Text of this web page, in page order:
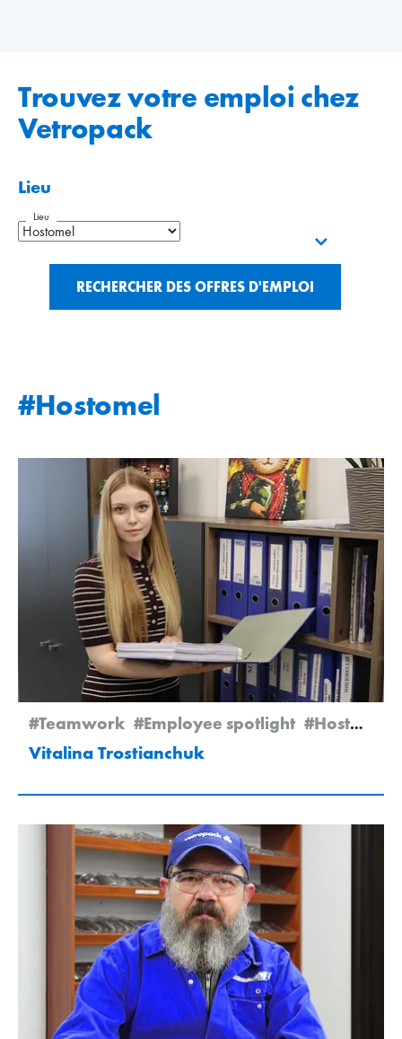
Trouvez votre emploi chez
Vetropack
Lieu
Lieu
RECHERCHER DES OFFRES D'EMPLOI
#Hostomel
#Teamwork #Employee spotlight #Hostomel
Vitalina Trostianchuk